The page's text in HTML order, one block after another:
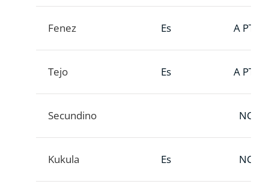
Fenez Es A PTT
Tejo Es A PTT
Secundino NC
Kukula Es NC